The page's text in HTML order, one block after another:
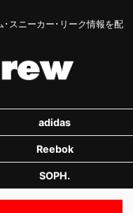
スニーカー･リーク情報を配
adidas
Reebok
SOPH.